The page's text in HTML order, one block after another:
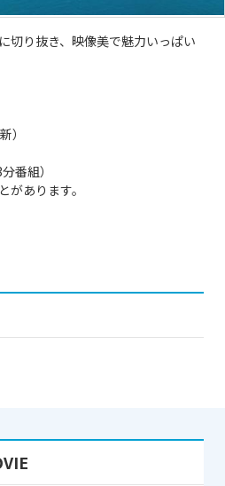
切り抜き、映像美で魅力いっぱい
）
番組）
あります。